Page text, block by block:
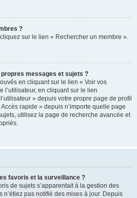
?
sur le lien « Rechercher un membre ».
messages et sujets ?
en cliquant sur le lien « Voir vos
l’utilisateur, en cliquant sur le lien
» depuis votre propre page de profil
rapide » depuis n’importe quelle page
utilisez la page de recherche avancée et
favoris et la surveillance ?
de sujets s’apparentait à la gestion des
n’étiez pas notifié des mises à jour. Depuis